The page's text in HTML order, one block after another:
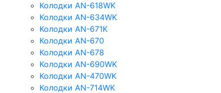
Колодки AN-618WK
Колодки AN-634WK
Колодки AN-671K
Колодки AN-670
Колодки AN-678
Колодки AN-690WK
Колодки AN-470WK
Колодки AN-714WK